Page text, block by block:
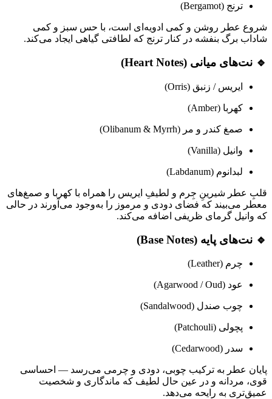
ترنج (Bergamot)
شروع عطر روشن و کمی ادویه‌ای است، با حس سبز و کمی
شاداب برگ بنفشه در کنار ترنج که لطافتی گیاهی ایجاد می‌کند.
🔹 نت‌های میانی (Heart Notes)
ایریس / زنبق (Orris)
کهربا (Amber)
صمغ کندر و مر (Olibanum & Myrrh)
وانیل (Vanilla)
لبدانوم (Labdanum)
قلبِ عطر شیرینِ جِرم و لطیفِ ایریس را همراه با کهربا و صمغ‌های
معطر می‌بیند که فضای دودی و مرموز را به‌وجود می‌آورند در حالی
که وانیل گرمای ظریفی اضافه می‌کند.
🔹 نت‌های پایه (Base Notes)
چرم (Leather)
عود (Agarwood / Oud)
چوب صندل (Sandalwood)
پچولی (Patchouli)
سدر (Cedarwood)
پایان عطر به ترکیب چوبی، دودی و چرمی می‌رسد — احساسی
قوی، مردانه و در عین حال لطیف که ماندگاری و شخصیت
عمیق‌تری به رایحه می‌دهد.